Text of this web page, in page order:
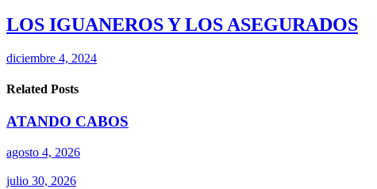
LOS IGUANEROS Y LOS ASEGURADOS
diciembre 4, 2024
Related Posts
ATANDO CABOS
agosto 4, 2026
julio 30, 2026